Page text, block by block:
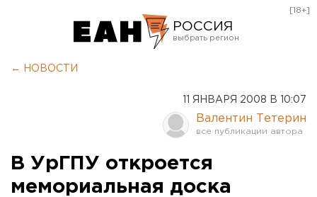
РОССИЯ
Курган
Оренбург
[18+]
← НОВОСТИ
11 ЯНВАРЯ 2008 В 10:07
Валентин Тетерин
В УрГПУ откроется
мемориальная доска